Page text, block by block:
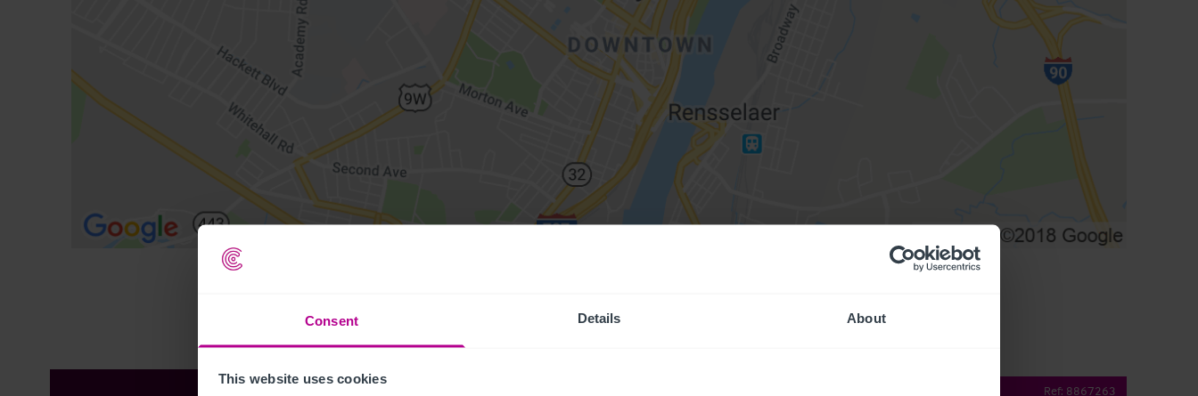
Consent Details About
This website uses cookies
Ref: 8867263